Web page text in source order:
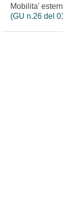
Mobilita'
(GU n.26 del